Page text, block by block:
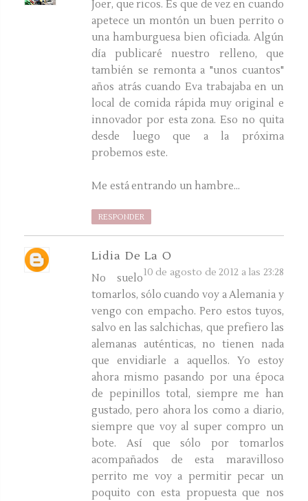
Joer, que ricos. Es que de vez en cuando
apetece un montón un buen perrito o
una hamburguesa bien oficiada. Algún
día publicaré nuestro relleno, que
también se remonta a "unos cuantos"
años atrás cuando Eva trabajaba en un
local de comida rápida muy original e
innovador por esta zona. Eso no quita
desde luego que a la próxima
probemos este.
Me está entrando un hambre...
RESPONDER
Lidia De La O
10 de agosto de 2012 a las 23:28
No suelo
tomarlos, sólo cuando voy a Alemania y
vengo con empacho. Pero estos tuyos,
salvo en las salchichas, que prefiero las
alemanas auténticas, no tienen nada
que envidiarle a aquellos. Yo estoy
ahora mismo pasando por una época
de pepinillos total, siempre me han
gustado, pero ahora los como a diario,
siempre que voy al super compro un
bote. Así que sólo por tomarlos
acompañados de esta maravilloso
perrito me voy a permitir pecar un
poquito con esta propuesta que nos